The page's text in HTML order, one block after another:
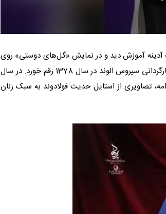
آدینه آموزش دید و در نمایش «گل‌های دوستی» روی
صحنه رفت. اولین تجربه بازیگری وی در سینما با نقش کوتاهی در فیلم «دست‌های آلوده» به کارگردانی سیروس الوند در سال 1378 رقم خورد. در سال
تصاویری از استایل حدیث فولادوند به سبک زنان